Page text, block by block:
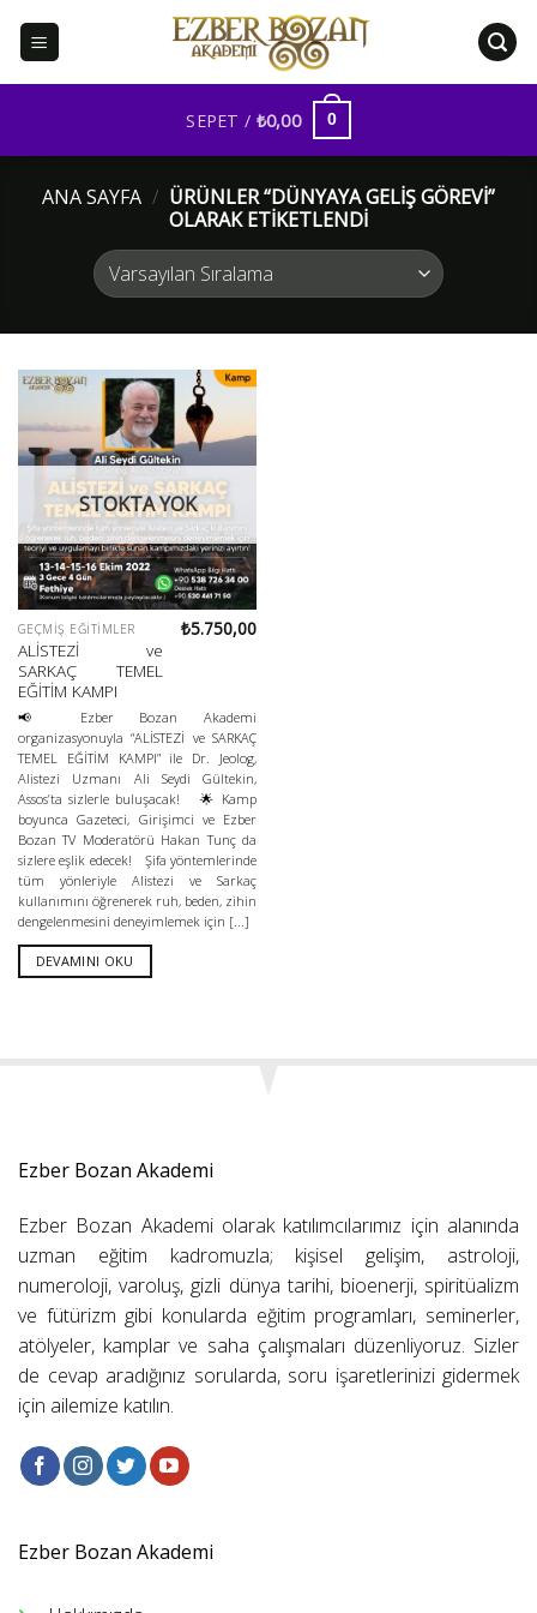
SEPET / ₺0,00 0
ANA SAYFA / ÜRÜNLER “DÜNYAYA GELIŞ GÖREVI”
OLARAK ETIKETLENDI
STOKTA YOK
GEÇMIŞ EĞITIMLER
ALİSTEZİ ve
SARKAÇ TEMEL
EĞİTİM KAMPI
₺5.750,00
📢 Ezber Bozan Akademi
organizasyonuyla “ALİSTEZİ ve SARKAÇ
TEMEL EĞİTİM KAMPI” ile Dr. Jeolog,
Alistezi Uzmanı Ali Seydi Gültekin,
Assos’ta sizlerle buluşacak! 🌟 Kamp
boyunca Gazeteci, Girişimci ve Ezber
Bozan TV Moderatörü Hakan Tunç da
sizlere eşlik edecek! Şifa yöntemlerinde
tüm yönleriyle Alistezi ve Sarkaç
kullanımını öğrenerek ruh, beden, zihin
dengelenmesini deneyimlemek için [...]
DEVAMINI OKU
Ezber Bozan Akademi
Ezber Bozan Akademi olarak katılımcılarımız için alanında
uzman eğitim kadromuzla; kişisel gelişim, astroloji,
numeroloji, varoluş, gizli dünya tarihi, bioenerji, spiritüalizm
ve fütürizm gibi konularda eğitim programları, seminerler,
atölyeler, kamplar ve saha çalışmaları düzenliyoruz. Sizler
de cevap aradığınız sorularda, soru işaretlerinizi gidermek
için ailemize katılın.
Ezber Bozan Akademi